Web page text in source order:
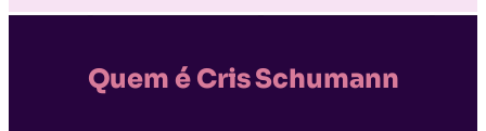
Quem é Cris Schumann